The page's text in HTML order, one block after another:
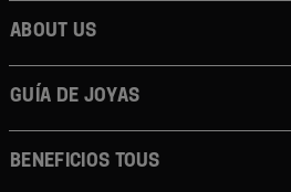
About us
Guía de joyas
Beneficios TOUS